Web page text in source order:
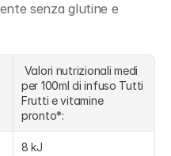
senza glutine e
per 100ml di infuso Tutti
Frutti e vitamine
pronto*:
8 kJ